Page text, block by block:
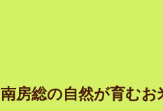
南房総の自然が育む